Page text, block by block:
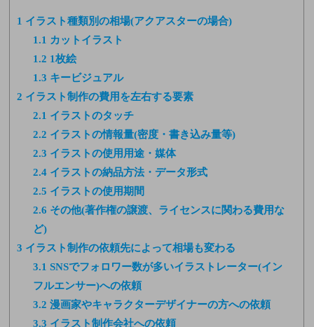
1 イラスト種類別の相場(アクアスターの場合)
1.1 カットイラスト
1.2 1枚絵
1.3 キービジュアル
2 イラスト制作の費用を左右する要素
2.1 イラストのタッチ
2.2 イラストの情報量(密度・書き込み量等)
2.3 イラストの使用用途・媒体
2.4 イラストの納品方法・データ形式
2.5 イラストの使用期間
2.6 その他(著作権の譲渡、ライセンスに関わる費用な
ど)
3 イラスト制作の依頼先によって相場も変わる
3.1 SNSでフォロワー数が多いイラストレーター(イン
フルエンサー)への依頼
3.2 漫画家やキャラクターデザイナーの方への依頼
3.3 イラスト制作会社への依頼